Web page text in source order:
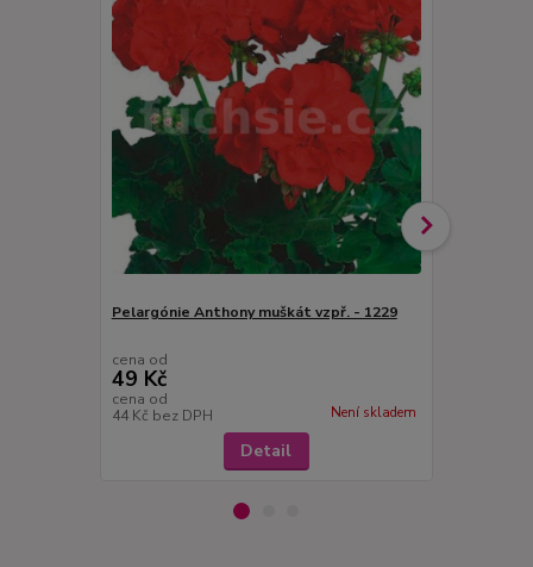
Pelargónie Anthony muškát vzpř. - 1229
cena od
49 Kč
cena od
44 Kč bez DPH Není skladem
Detail